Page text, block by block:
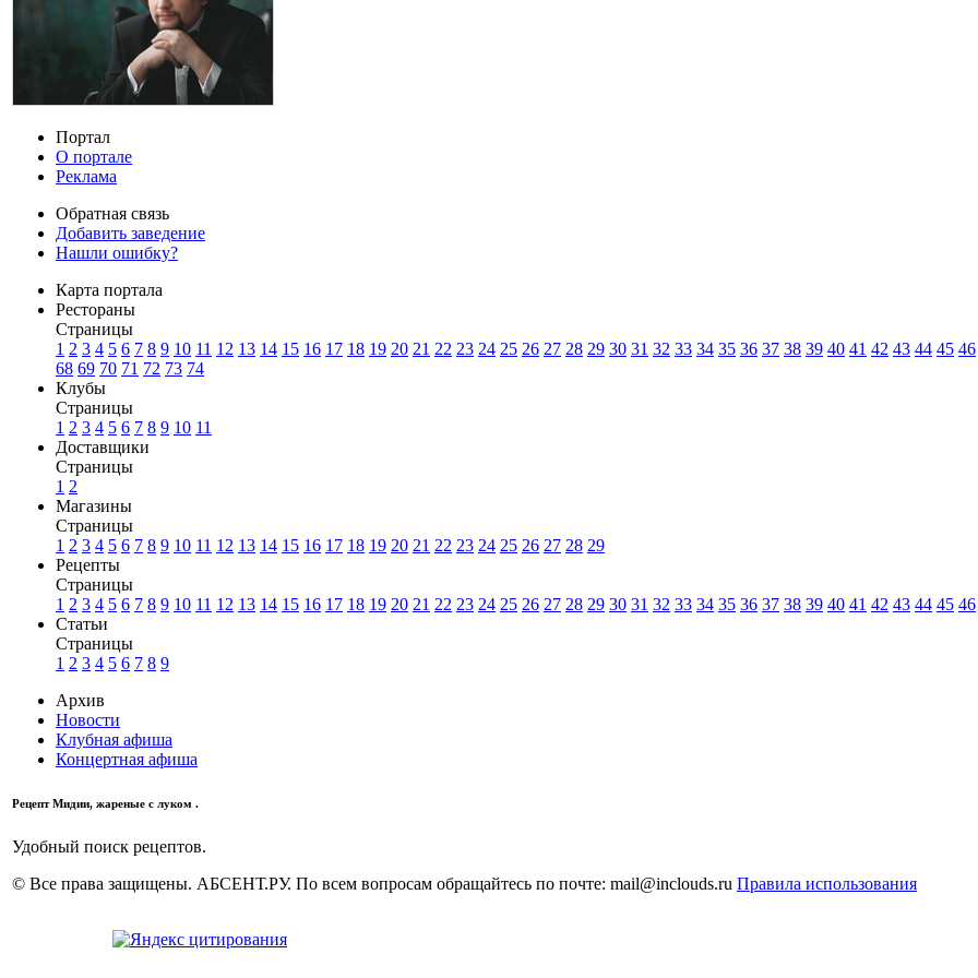
Портал
О портале
Реклама
Обратная связь
Добавить заведение
Нашли ошибку?
Карта портала
Рестораны
Страницы
1 2 3 4 5 6 7 8 9 10 11 12 13 14 15 16 17 18 19 20 21 22 23 24 25 26 27 28 29 30 31 32 33 34 35 36 37 38 39 40 41 42 43 44 45 46
68 69 70 71 72 73 74
Клубы
Страницы
1 2 3 4 5 6 7 8 9 10 11
Доставщики
Страницы
1 2
Магазины
Страницы
1 2 3 4 5 6 7 8 9 10 11 12 13 14 15 16 17 18 19 20 21 22 23 24 25 26 27 28 29
Рецепты
Страницы
1 2 3 4 5 6 7 8 9 10 11 12 13 14 15 16 17 18 19 20 21 22 23 24 25 26 27 28 29 30 31 32 33 34 35 36 37 38 39 40 41 42 43 44 45 46
Статьи
Страницы
1 2 3 4 5 6 7 8 9
Архив
Новости
Клубная афиша
Концертная афиша
Рецепт Мидии, жареные с луком .
Удобный поиск рецептов.
© Все права защищены. АБСЕНТ.РУ. По всем вопросам обращайтесь по почте: mail@inclouds.ru Правила использования